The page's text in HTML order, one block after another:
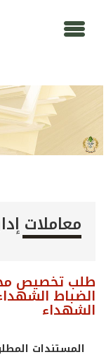
معاملات
طلب تخصيص
الضباط
الشهداء
المستندات